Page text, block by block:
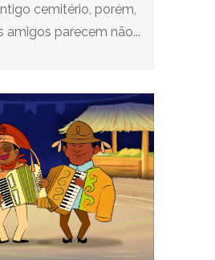
cemitério, porém,
amigos parecem não...